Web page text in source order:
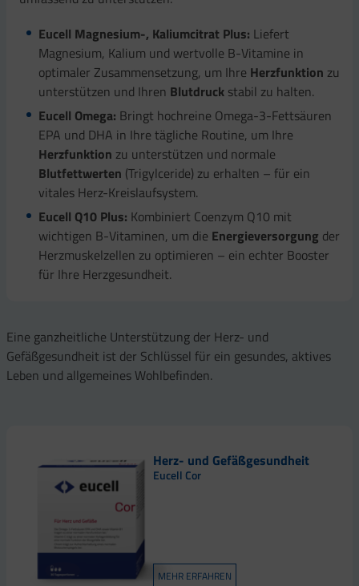
Eucell Magnesium-, Kaliumcitrat Plus: Liefert
Magnesium, Kalium und wertvolle B-Vitamine in
optimaler Zusammensetzung, um Ihre Herzfunktion zu
unterstützen und Ihren Blutdruck stabil zu halten.
Eucell Omega: Bringt hochreine Omega-3-Fettsäuren
EPA und DHA in Ihre tägliche Routine, um Ihre
Herzfunktion zu unterstützen und normale
Blutfettwerten (Trigylceride) zu erhalten – für ein
vitales Herz-Kreislaufsystem.
Eucell Q10 Plus: Kombiniert Coenzym Q10 mit
wichtigen B-Vitaminen, um die Energieversorgung der
Herzmuskelzellen zu optimieren – ein echter Booster
für Ihre Herzgesundheit.
Eine ganzheitliche Unterstützung der Herz- und
Gefäßgesundheit ist der Schlüssel für ein gesundes, aktives
Leben und allgemeines Wohlbefinden.
Herz- und Gefäßgesundheit
Eucell Cor
MEHR ERFAHREN